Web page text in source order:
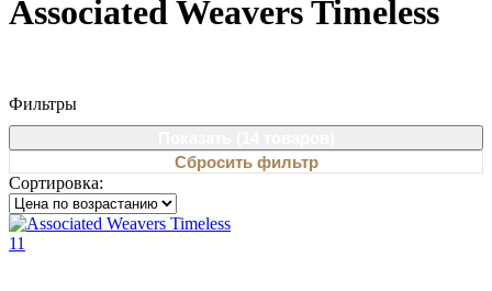
Associated Weavers Timeless
Фильтры
Сбросить фильтр
Сортировка: